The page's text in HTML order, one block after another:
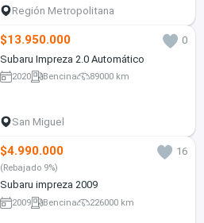
Región Metropolitana
$13.950.000
0
Subaru Impreza 2.0 Automático
2020 Bencina 89000 km
San Miguel
$4.990.000 16
(Rebajado 9%)
Subaru impreza 2009
2009 Bencina 226000 km